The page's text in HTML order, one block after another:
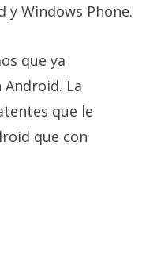
y Windows Phone.
que ya
La
que le
que con